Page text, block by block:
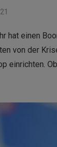
hat einen
von der
einrichten.